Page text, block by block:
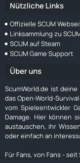
Nützliche Links
Offizielle SCUM
Linksammlung zu
SCUM auf Steam
SCUM Game Support
Über uns
ScumWorld.de ist
das Open-World-
vom Spieleentwickler
Damage. Hier können
austauschen, ihr
oder einfach an
Für Fans, von Fans -